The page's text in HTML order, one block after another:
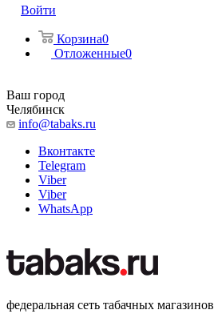
Войти
Корзина0
Отложенные0
Ваш город
Челябинск
info@tabaks.ru
Вконтакте
Telegram
Viber
Viber
WhatsApp
федеральная сеть табачных магазинов